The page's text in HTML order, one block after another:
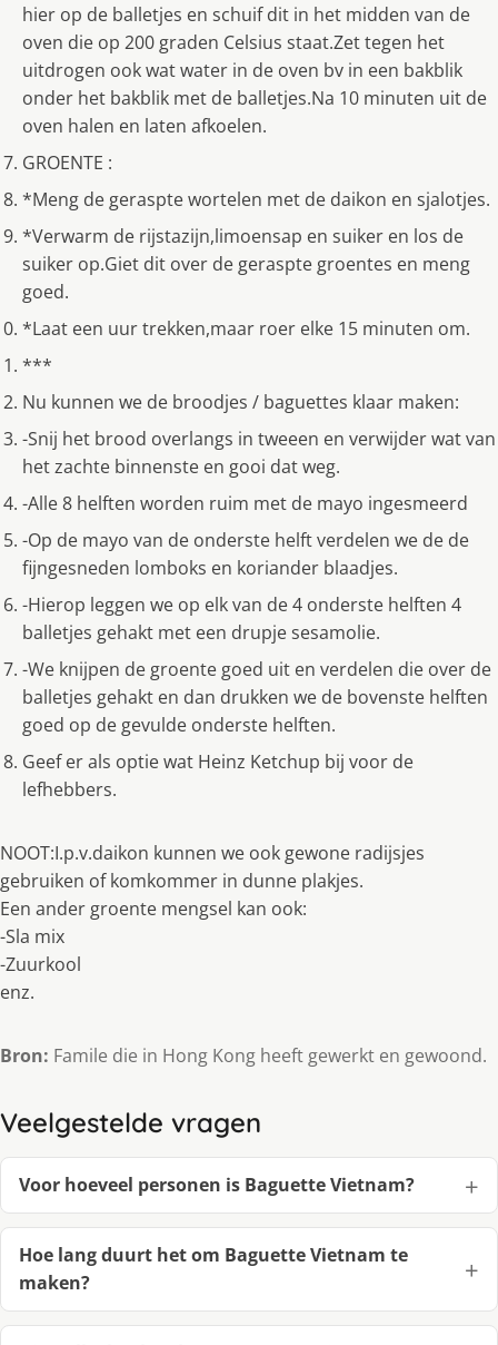
hier op de balletjes en schuif dit in het midden van de
oven die op 200 graden Celsius staat.Zet tegen het
uitdrogen ook wat water in de oven bv in een bakblik
onder het bakblik met de balletjes.Na 10 minuten uit de
oven halen en laten afkoelen.
GROENTE :
*Meng de geraspte wortelen met de daikon en sjalotjes.
*Verwarm de rijstazijn,limoensap en suiker en los de
suiker op.Giet dit over de geraspte groentes en meng
goed.
*Laat een uur trekken,maar roer elke 15 minuten om.
***
Nu kunnen we de broodjes / baguettes klaar maken:
-Snij het brood overlangs in tweeen en verwijder wat van
het zachte binnenste en gooi dat weg.
-Alle 8 helften worden ruim met de mayo ingesmeerd
-Op de mayo van de onderste helft verdelen we de de
fijngesneden lomboks en koriander blaadjes.
-Hierop leggen we op elk van de 4 onderste helften 4
balletjes gehakt met een drupje sesamolie.
-We knijpen de groente goed uit en verdelen die over de
balletjes gehakt en dan drukken we de bovenste helften
goed op de gevulde onderste helften.
Geef er als optie wat Heinz Ketchup bij voor de
lefhebbers.
NOOT:I.p.v.daikon kunnen we ook gewone radijsjes
gebruiken of komkommer in dunne plakjes.
Een ander groente mengsel kan ook:
-Sla mix
-Zuurkool
enz.
Bron: Famile die in Hong Kong heeft gewerkt en gewoond.
Veelgestelde vragen
Voor hoeveel personen is Baguette Vietnam?
Hoe lang duurt het om Baguette Vietnam te
maken?